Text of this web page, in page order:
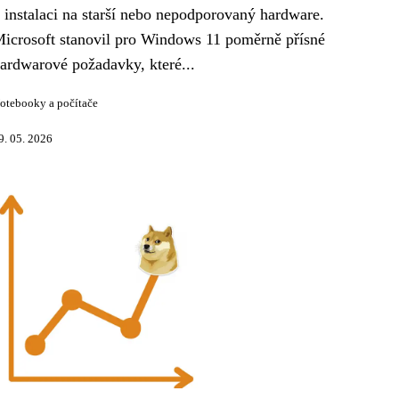
instalaci na starší nebo nepodporovaný hardware.
stanovil pro Windows 11 poměrně přísné
požadavky, které...
a počítače
05. 2026